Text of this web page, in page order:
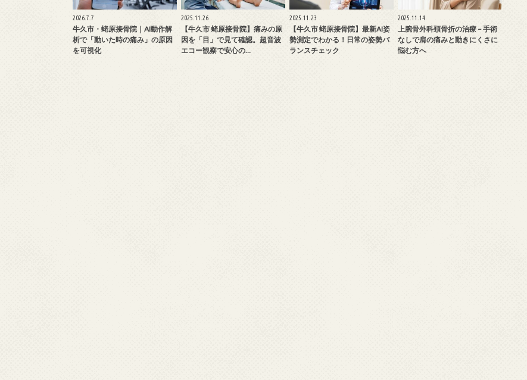
2026.7.7
牛久市・蛯原接骨院｜AI動作解
析で「動いた時の痛み」の原因
を可視化
2025.11.26
【牛久市 蛯原接骨院】痛みの原
因を「目」で見て確認。超音波
エコー観察で安心の…
2025.11.23
【牛久市 蛯原接骨院】最新AI姿
勢測定でわかる！日常の姿勢バ
ランスチェック
2025.11.14
上腕骨外科頚骨折の治療 – 手術
なしで肩の痛みと動きにくさに
悩む方へ